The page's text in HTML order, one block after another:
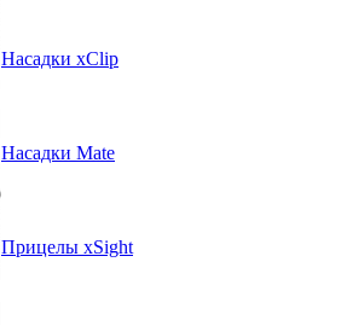
Насадки xClip
Насадки Mate
Прицелы xSight